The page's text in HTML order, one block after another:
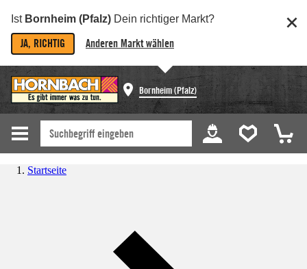
Ist Bornheim (Pfalz) Dein richtiger Markt?
JA, RICHTIG Anderen Markt wählen
Bornheim (Pfalz)
Startseite